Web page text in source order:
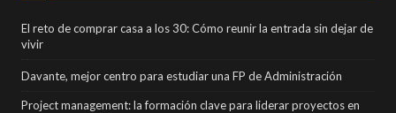
El reto de comprar casa a los 30: Cómo reunir la entrada sin dejar de
vivir
Davante, mejor centro para estudiar una FP de Administración
Project management: la formación clave para liderar proyectos en